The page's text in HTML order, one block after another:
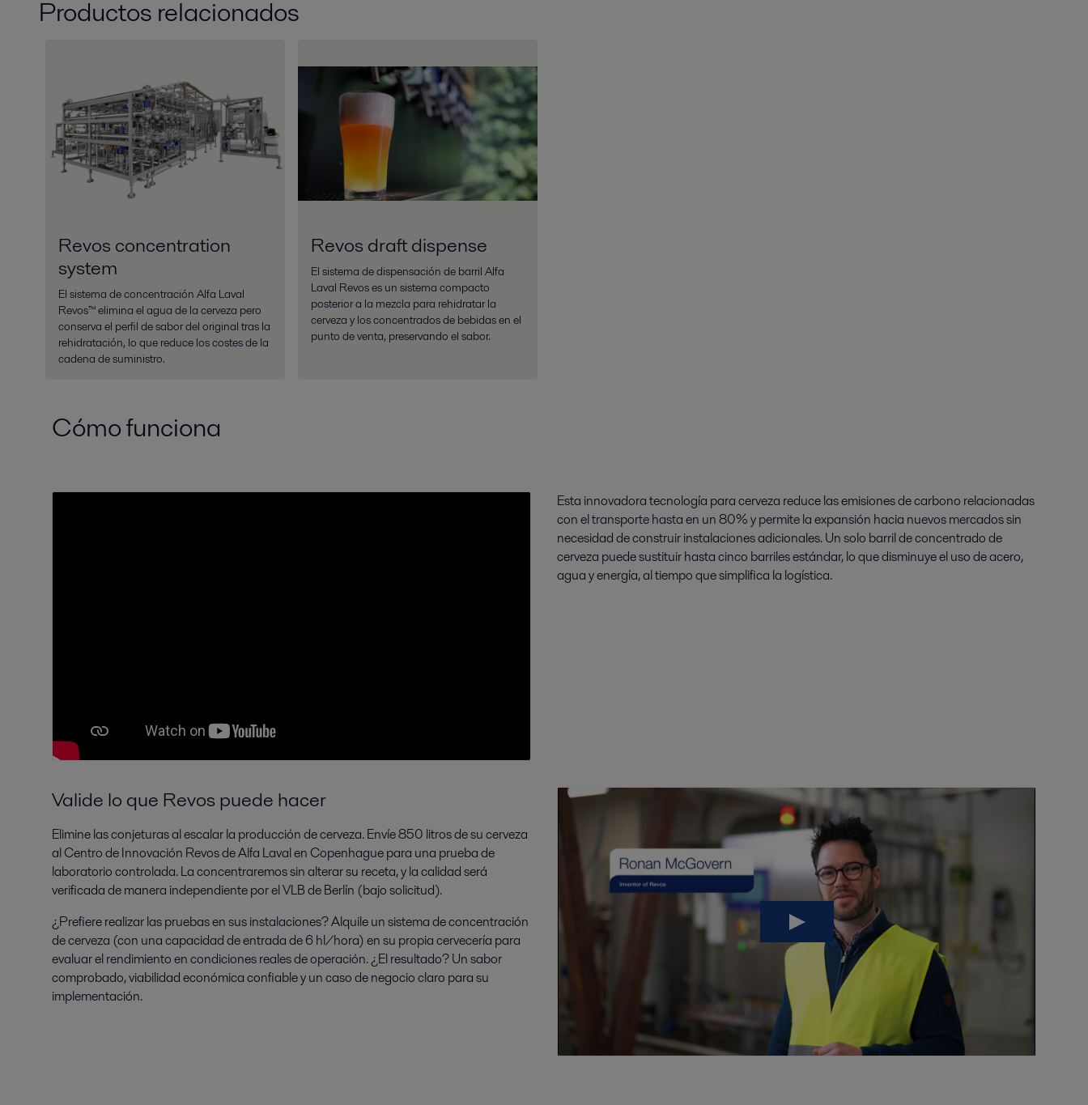
Productos relacionados
Revos concentration
system
El sistema de concentración Alfa Laval
Revos™ elimina el agua de la cerveza pero
conserva el perfil de sabor del original tras la
rehidratación, lo que reduce los costes de la
cadena de suministro.
Revos draft dispense
El sistema de dispensación de barril Alfa
Laval Revos es un sistema compacto
posterior a la mezcla para rehidratar la
cerveza y los concentrados de bebidas en el
punto de venta, preservando el sabor.
Cómo funciona
Esta innovadora tecnología para cerveza reduce las emisiones de carbono relacionadas
con el transporte hasta en un 80% y permite la expansión hacia nuevos mercados sin
necesidad de construir instalaciones adicionales. Un solo barril de concentrado de
cerveza puede sustituir hasta cinco barriles estándar, lo que disminuye el uso de acero,
agua y energía, al tiempo que simplifica la logística.
Valide lo que Revos puede hacer
Elimine las conjeturas al escalar la producción de cerveza. Envíe 850 litros de su cerveza
al Centro de Innovación Revos de Alfa Laval en Copenhague para una prueba de
laboratorio controlada. La concentraremos sin alterar su receta, y la calidad será
verificada de manera independiente por el VLB de Berlín (bajo solicitud).
¿Prefiere realizar las pruebas en sus instalaciones? Alquile un sistema de concentración
de cerveza (con una capacidad de entrada de 6 hl/hora) en su propia cervecería para
evaluar el rendimiento en condiciones reales de operación. ¿El resultado? Un sabor
comprobado, viabilidad económica confiable y un caso de negocio claro para su
implementación.